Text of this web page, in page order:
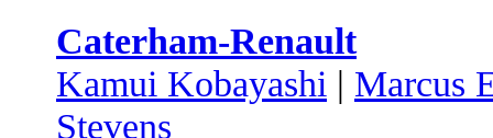
Caterham-Renault
Kamui Kobayashi | Marcus
Stevens